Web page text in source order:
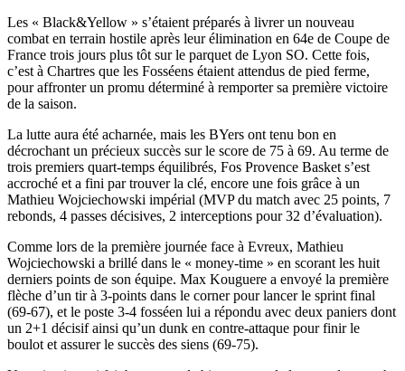
Les « Black&Yellow » s’étaient préparés à livrer un nouveau
combat en terrain hostile après leur élimination en 64e de Coupe de
France trois jours plus tôt sur le parquet de Lyon SO. Cette fois,
c’est à Chartres que les Fosséens étaient attendus de pied ferme,
pour affronter un promu déterminé à remporter sa première victoire
de la saison.
La lutte aura été acharnée, mais les BYers ont tenu bon en
décrochant un précieux succès sur le score de 75 à 69. Au terme de
trois premiers quart-temps équilibrés, Fos Provence Basket s’est
accroché et a fini par trouver la clé, encore une fois grâce à un
Mathieu Wojciechowski impérial (MVP du match avec 25 points, 7
rebonds, 4 passes décisives, 2 interceptions pour 32 d’évaluation).
Comme lors de la première journée face à Evreux, Mathieu
Wojciechowski a brillé dans le « money-time » en scorant les huit
derniers points de son équipe. Max Kouguere a envoyé la première
flèche d’un tir à 3-points dans le corner pour lancer le sprint final
(69-67), et le poste 3-4 fosséen lui a répondu avec deux paniers dont
un 2+1 décisif ainsi qu’un dunk en contre-attaque pour finir le
boulot et assurer le succès des siens (69-75).